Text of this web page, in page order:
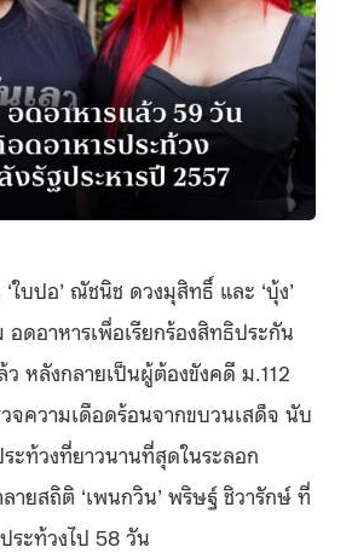
ใบปอ’ ณัชนิช ดวงมุสิทธิ์ และ ‘บุ้ง’
ดอาหารเพื่อเรียกร้องสิทธิประกัน
ว หลังกลายเป็นผู้ต้องขังคดี ม.112
จความเดือดร้อนจากขบวนเสด็จ นับ
ะท้วงที่ยาวนานที่สุดในระลอก
ายสถิติ ‘เพนกวิน’ พริษฐ์ ชิวารักษ์ ที่
ระท้วงไป 58 วัน